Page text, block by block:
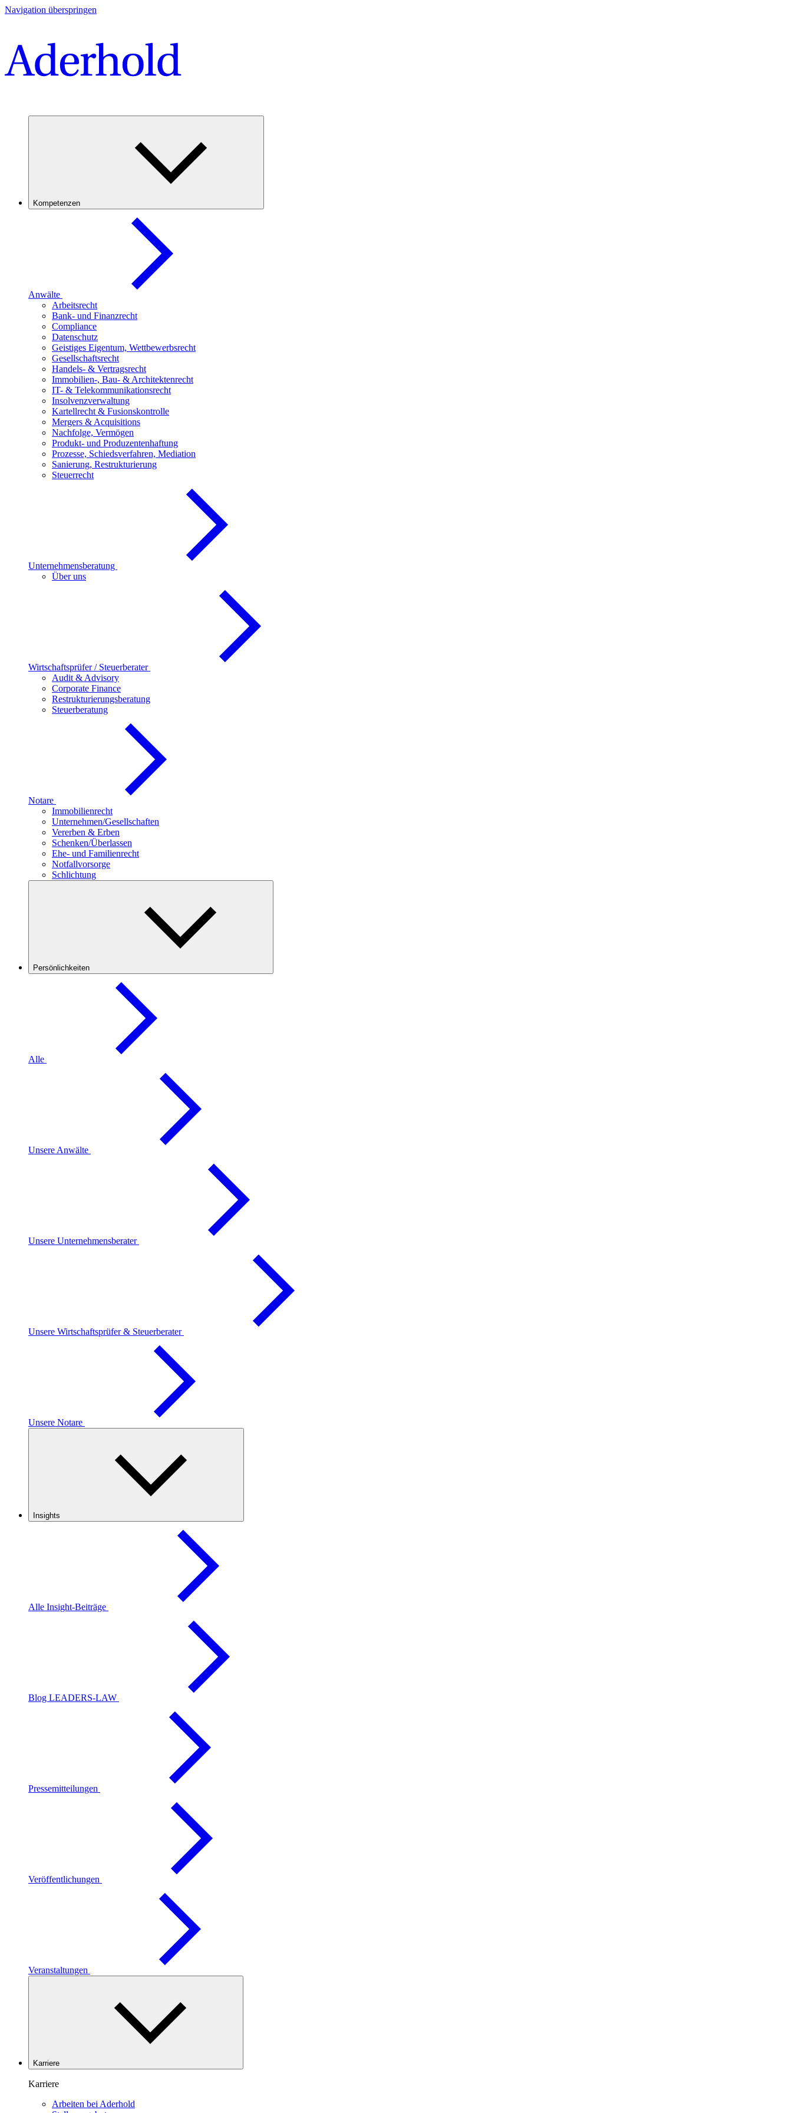
Navigation überspringen
Kompetenzen
Anwälte
Arbeitsrecht
Bank- und Finanzrecht
Compliance
Datenschutz
Geistiges Eigentum, Wettbewerbsrecht
Gesellschaftsrecht
Handels- & Vertragsrecht
Immobilien-, Bau- & Architektenrecht
IT- & Telekommunikationsrecht
Insolvenzverwaltung
Kartellrecht & Fusionskontrolle
Mergers & Acquisitions
Nachfolge, Vermögen
Produkt- und Produzentenhaftung
Prozesse, Schiedsverfahren, Mediation
Sanierung, Restrukturierung
Steuerrecht
Unternehmensberatung
Über uns
Wirtschaftsprüfer / Steuerberater
Audit & Advisory
Corporate Finance
Restrukturierungsberatung
Steuerberatung
Notare
Immobilienrecht
Unternehmen/Gesellschaften
Vererben & Erben
Schenken/Überlassen
Ehe- und Familienrecht
Notfallvorsorge
Schlichtung
Persönlichkeiten
Alle
Unsere Anwälte
Unsere Unternehmensberater
Unsere Wirtschaftsprüfer & Steuerberater
Unsere Notare
Insights
Alle Insight-Beiträge
Blog LEADERS-LAW
Pressemitteilungen
Veröffentlichungen
Veranstaltungen
Karriere
Karriere
Arbeiten bei Aderhold